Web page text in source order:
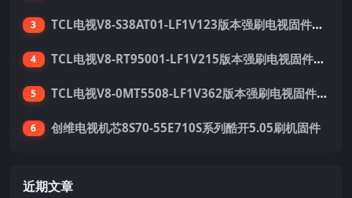
3 TCL电视V8-S38AT01-LF1V123版本强刷电视固件包下载
4 TCL电视V8-RT95001-LF1V215版本强刷电视固件包下载
5 TCL电视V8-0MT5508-LF1V362版本强刷电视固件包下载
6 创维电视机芯8S70-55E710S系列酷开5.05刷机固件
近期文章